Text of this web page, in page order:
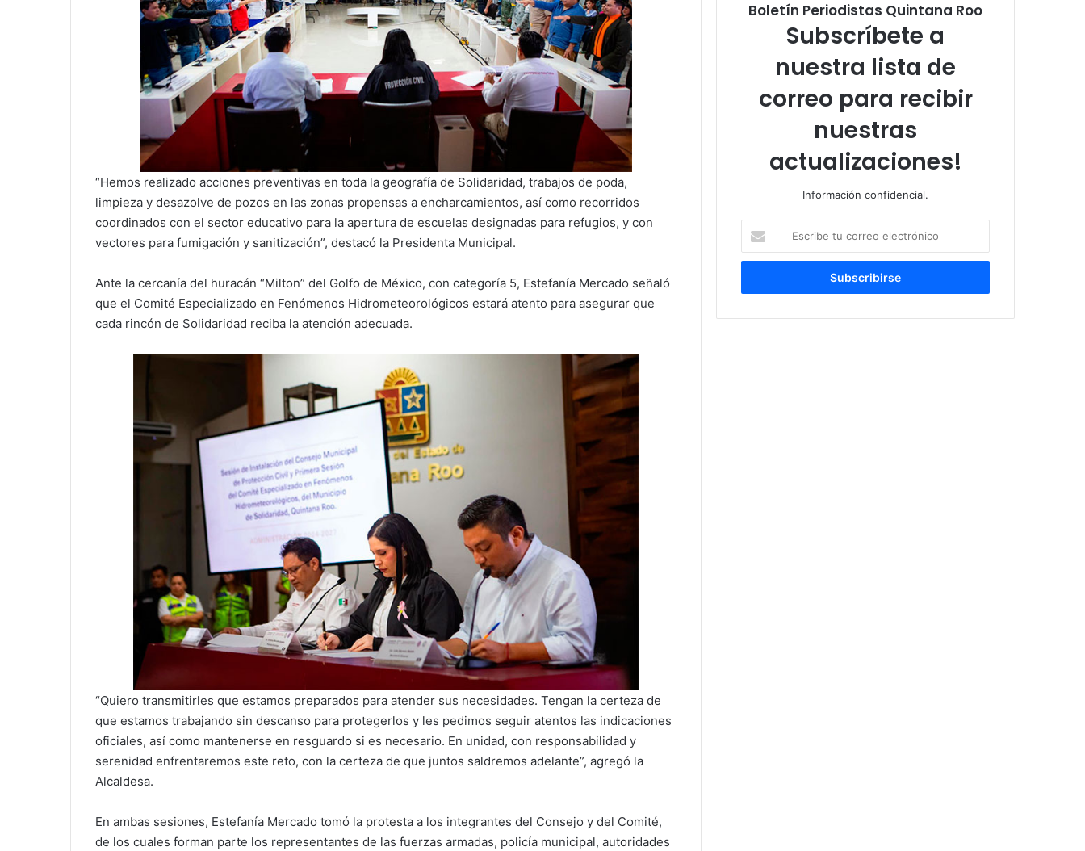
“Hemos realizado acciones preventivas en toda la geografía de Solidaridad, trabajos de poda,
limpieza y desazolve de pozos en las zonas propensas a encharcamientos, así como recorridos
coordinados con el sector educativo para la apertura de escuelas designadas para refugios, y con
vectores para fumigación y sanitización”, destacó la Presidenta Municipal.
Ante la cercanía del huracán “Milton” del Golfo de México, con categoría 5, Estefanía Mercado señaló
que el Comité Especializado en Fenómenos Hidrometeorológicos estará atento para asegurar que
cada rincón de Solidaridad reciba la atención adecuada.
“Quiero transmitirles que estamos preparados para atender sus necesidades. Tengan la certeza de
que estamos trabajando sin descanso para protegerlos y les pedimos seguir atentos las indicaciones
oficiales, así como mantenerse en resguardo si es necesario. En unidad, con responsabilidad y
serenidad enfrentaremos este reto, con la certeza de que juntos saldremos adelante”, agregó la
Alcaldesa.
En ambas sesiones, Estefanía Mercado tomó la protesta a los integrantes del Consejo y del Comité,
de los cuales forman parte los representantes de las fuerzas armadas, policía municipal, autoridades
Boletín Periodistas Quintana Roo
Subscríbete a
nuestra lista de
correo para recibir
nuestras
actualizaciones!
Información confidencial.
tu
correo